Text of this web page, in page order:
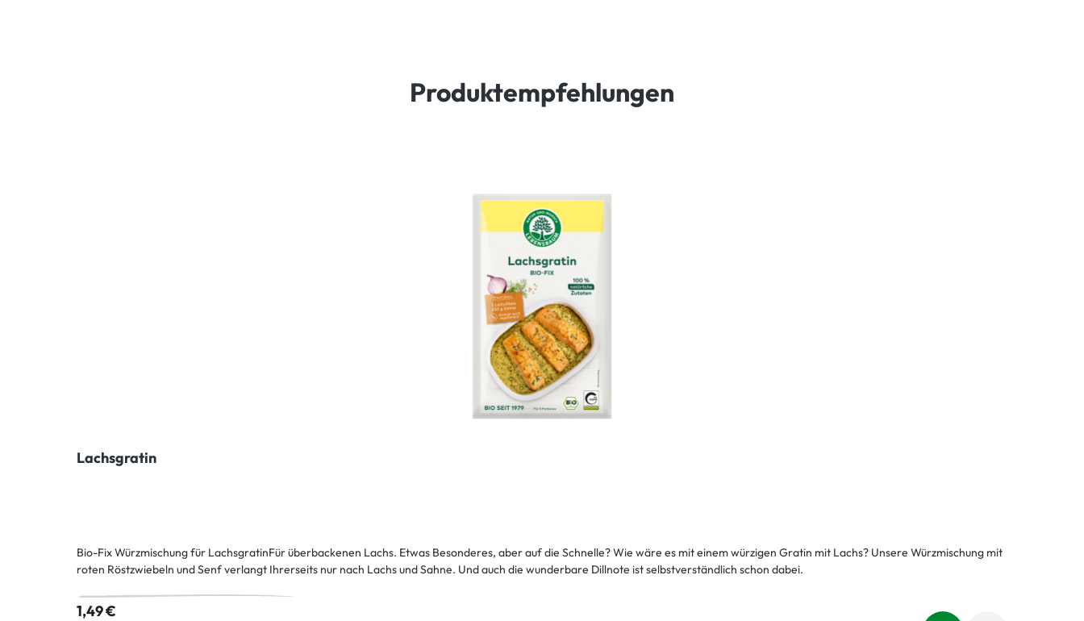
Produktempfehlungen
Lachsgratin
Bio-Fix Würzmischung für LachsgratinFür überbackenen Lachs. Etwas Besonderes, aber auf die Schnelle? Wie wäre es mit einem würzigen Gratin mit Lachs? Unsere Würzmischung mit
roten Röstzwiebeln und Senf verlangt Ihrerseits nur nach Lachs und Sahne. Und auch die wunderbare Dillnote ist selbstverständlich schon dabei.
1,49 €